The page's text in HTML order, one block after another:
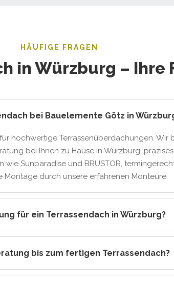
HÄUFIGE FRAGEN
in Würzburg – Ihre
bei Bauelemente Götz in
hochwertige Terrassenüberdachungen. Wir
bei Ihnen zu Hause in Würzburg,
wie Sunparadise und BRUSTOR,
Montage durch unsere erfahrenen Monteure.
für ein Terrassendach in Würzburg?
bis zum fertigen Terrassendach?